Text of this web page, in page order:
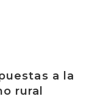
a la
rural